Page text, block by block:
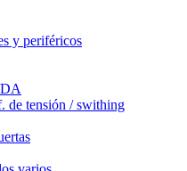
y periféricos
de tensión / swithing